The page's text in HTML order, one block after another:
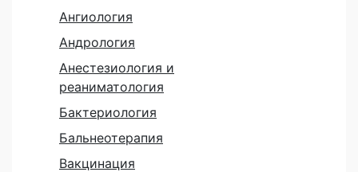
Ангиология
Андрология
Анестезиология и
реаниматология
Бактериология
Бальнеотерапия
Вакцинация